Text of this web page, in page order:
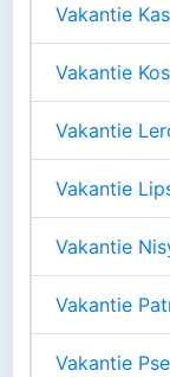
Vakantie
Vakantie Kos
Vakantie
Vakantie
Vakantie
Vakantie
Vakantie